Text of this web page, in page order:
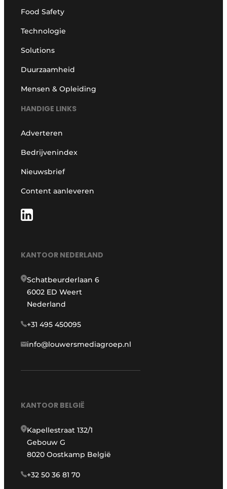
Food Safety
Technologie
Solutions
Duurzaamheid
Mensen & Opleiding
HANDIGE LINKS
Adverteren
Bedrijvenindex
Nieuwsbrief
Content aanleveren
KANTOOR NEDERLAND
Schatbeurderlaan 6
6002 ED Weert
Nederland
+31 495 450095
info@louwersmediagroep.nl
KANTOOR BELGIË
Kapellestraat 132/1
Gebouw G
8020 Oostkamp België
+32 50 36 81 70